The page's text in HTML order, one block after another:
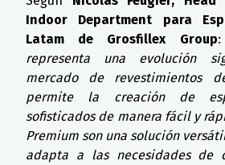
Indoor Department para
Latam de Grosfillex Group
representa una evolución
mercado de revestimientos
permite la creación de
sofisticados de manera fácil y
Premium son una solución
adapta a las necesidades de